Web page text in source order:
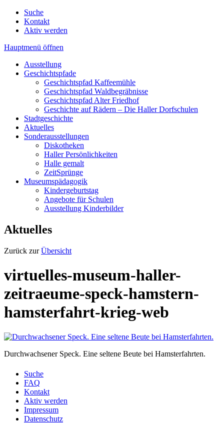
Suche
Kontakt
Aktiv werden
Hauptmenü öffnen
Ausstellung
Geschichtspfade
Geschichtspfad Kaffeemühle
Geschichtspfad Waldbegräbnisse
Geschichtspfad Alter Friedhof
Geschichte auf Rädern – Die Haller Dorfschulen
Stadtgeschichte
Aktuelles
Sonderausstellungen
Diskotheken
Haller Persönlichkeiten
Halle gemalt
ZeitSprünge
Museumspädagogik
Kindergeburtstag
Angebote für Schulen
Ausstellung Kinderbilder
Aktuelles
Zurück zurÜbersicht
virtuelles-museum-haller-
zeitraeume-speck-hamstern-
hamsterfahrt-krieg-web
Durchwachsener Speck. Eine seltene Beute bei Hamsterfahrten.
Suche
FAQ
Kontakt
Aktiv werden
Impressum
Datenschutz